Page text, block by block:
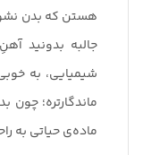
هستن که بدن
جالبه بدونید
شیمیایی، به
ماندگارتره؛
ماده‌ی حیاتی به